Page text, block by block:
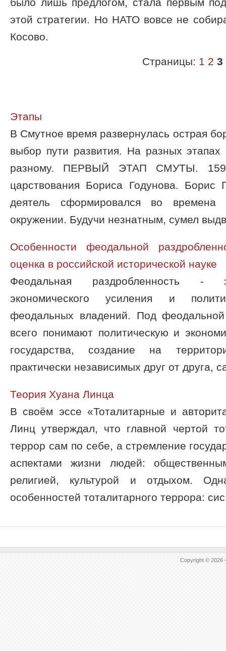
этой стратегии. Но НАТО вовсе не
Косово.
Страницы: 1 2 3
Этапы
В Смутное время развернулась острая
выбор пути развития. На разных
разному. ПЕРВЫЙ ЭТАП СМУТЫ.
царствования Бориса Годунова. Борис
деятель сформировался во
окружении. Будучи незнатным, сумел
Особенности феодальной
оценка в российской исторической науке
Феодальная раздробленность -
экономического усиления и
феодальных владений. Под
всего понимают политическую и
государства, создание на
практически независимых друг от друга,
Теория Хуана Линца
В своём эссе «Тоталитарные и
Линц утверждал, что главной чертой
террор сам по себе, а стремление
аспектами жизни людей:
религией, культурой и отдыхом.
особенностей тоталитарного террора:
Copyright © 2026